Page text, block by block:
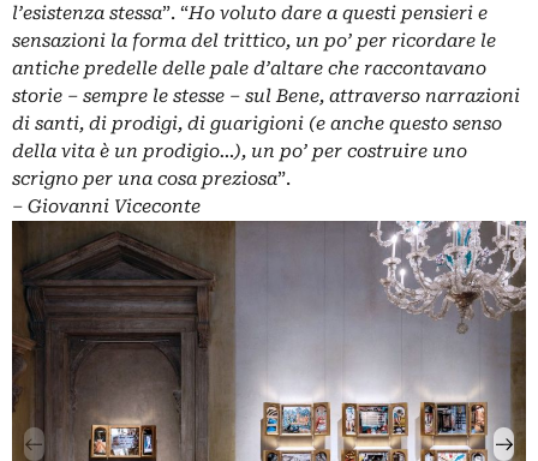
l’esistenza stessa”. “Ho voluto dare a questi pensieri e
sensazioni la forma del trittico, un po’ per ricordare le
antiche predelle delle pale d’altare che raccontavano
storie – sempre le stesse – sul Bene, attraverso narrazioni
di santi, di prodigi, di guarigioni (e anche questo senso
della vita è un prodigio…), un po’ per costruire uno
scrigno per una cosa preziosa”.
‒ Giovanni Viceconte